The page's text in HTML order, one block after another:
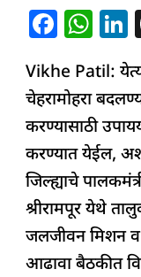
F
c
e
b
o
o
k
W
at
s
A
p
p
Vikhe Patil:
चेहरामोहरा
करण्यासाठी
करण्यात येईल,
जिल्ह्याचे
श्रीरामपूर येथे
जलजीवन मिशन व
आढावा बैठकीत
राधाकृष्ण
विखे
पाटलांची
ग्वाही